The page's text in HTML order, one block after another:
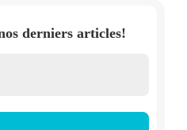
derniers articles!